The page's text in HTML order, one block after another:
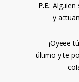
P.E.: Alguien
y
– ¡Oyeee
último y te